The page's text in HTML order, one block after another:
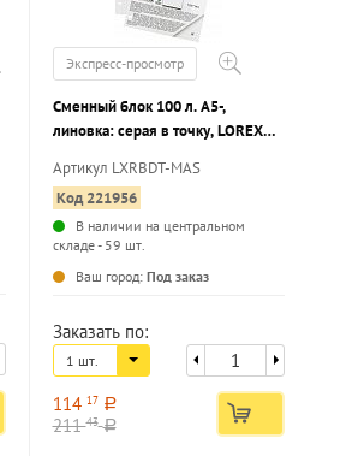
Экспресс-просмотр
Сменный блок 100 л. А5-,
линовка: серая в точку, LOREX
Артикул LXRBDT-MAS
Код 221956
В наличии на центральном
складе - 59 шт.
Ваш город: Под заказ
Заказать по:
1 шт.
114 17 a
21143 a